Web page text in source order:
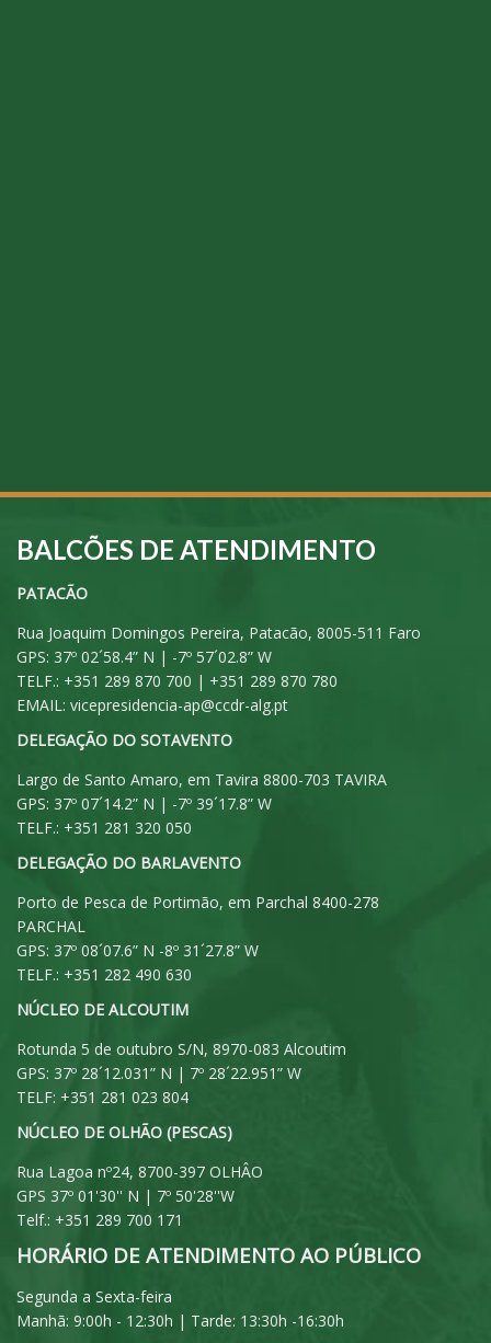
BALCÕES DE ATENDIMENTO
PATACÃO
Rua Joaquim Domingos Pereira, Patacão, 8005-511 Faro
GPS: 37º 02´58.4” N | -7º 57´02.8” W
TELF.: +351 289 870 700 | +351 289 870 780
EMAIL: vicepresidencia-ap@ccdr-alg.pt
DELEGAÇÃO DO SOTAVENTO
Largo de Santo Amaro, em Tavira 8800-703 TAVIRA
GPS: 37º 07´14.2” N | -7º 39´17.8” W
TELF.: +351 281 320 050
DELEGAÇÃO DO BARLAVENTO
Porto de Pesca de Portimão, em Parchal 8400-278
PARCHAL
GPS: 37º 08´07.6” N -8º 31´27.8” W
TELF.: +351 282 490 630
NÚCLEO DE ALCOUTIM
Rotunda 5 de outubro S/N, 8970-083 Alcoutim
GPS: 37º 28´12.031” N | 7º 28´22.951” W
TELF: +351 281 023 804
NÚCLEO DE OLHÃO (PESCAS)
Rua Lagoa nº24, 8700-397 OLHÂO
GPS 37º 01'30'' N | 7º 50'28''W
Telf.: +351 289 700 171
HORÁRIO DE ATENDIMENTO AO PÚBLICO
Segunda a Sexta-feira
Manhã: 9:00h - 12:30h | Tarde: 13:30h -16:30h